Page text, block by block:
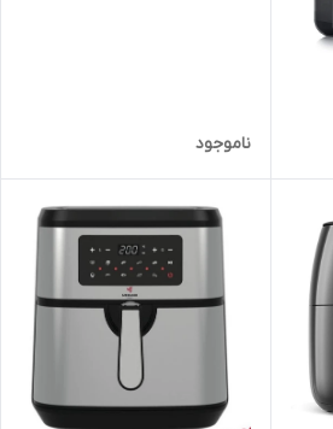
ناموجود